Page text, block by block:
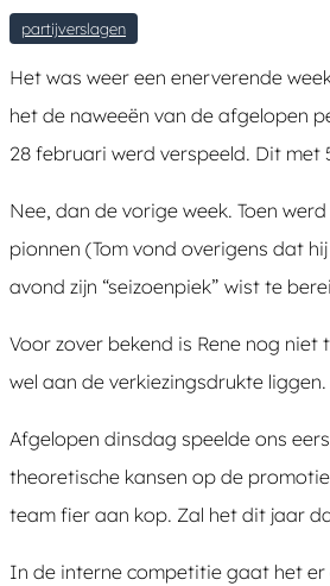
partijverslagen
Het was weer een enerverende
het de naweeën van de afgelopen
28 februari werd verspeeld. Dit
Nee, dan de vorige week. Toen
pionnen (Tom vond overigens dat
avond zijn “seizoenpiek” wist te
Voor zover bekend is Rene nog
wel aan de verkiezingsdrukte
Afgelopen dinsdag speelde ons
theoretische kansen op de
team fier aan kop. Zal het dit jaar
In de interne competitie gaat het